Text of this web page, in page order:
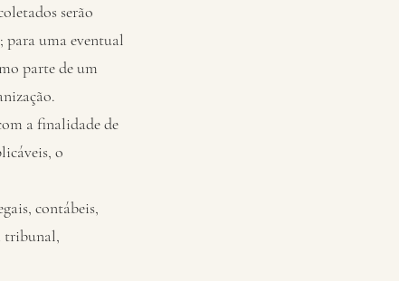
serão
para uma eventual
parte de um
a finalidade de
o
contábeis,
tribunal,